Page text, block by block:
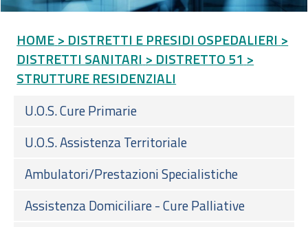
HOME > DISTRETTI E PRESIDI OSPEDALIERI >
DISTRETTI SANITARI > DISTRETTO 51 >
STRUTTURE RESIDENZIALI
U.O.S. Cure Primarie
U.O.S. Assistenza Territoriale
Ambulatori/Prestazioni Specialistiche
Assistenza Domiciliare - Cure Palliative